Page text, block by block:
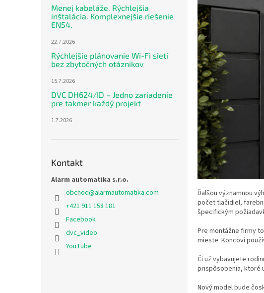
Menej kabeláže. Rýchlejšia
inštalácia. Komplexnejšie riešenie
EN54.
22.7.2026
Rýchlejšie plánovanie Wi-Fi sietí
bez zbytočných otáznikov
15.7.2026
DVC DH624/ID – Jedno zariadenie
pre takmer každý projekt
1.7.2026
Kontakt
Alarm automatika s.r.o.
obchod@alarmautomatika.com
+421 911 158 181
Facebook
dvc_video
YouTube
Ďalšou významnou
počet tlačidiel,
špecifickým
Pre montážne firmy
mieste. Koncoví
Či už vybavujete
prispôsobenia, ktoré
Nový model bude